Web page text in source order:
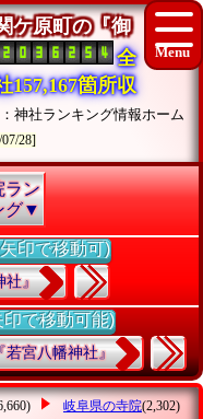
ケ原町の『御
全
157,167箇所収
：神社ランキング情報ホーム
28]
ラン
グ▼
印で移動可)
社』
で移動可能)
若宮八幡神社』
岐阜県の寺院(2,302)